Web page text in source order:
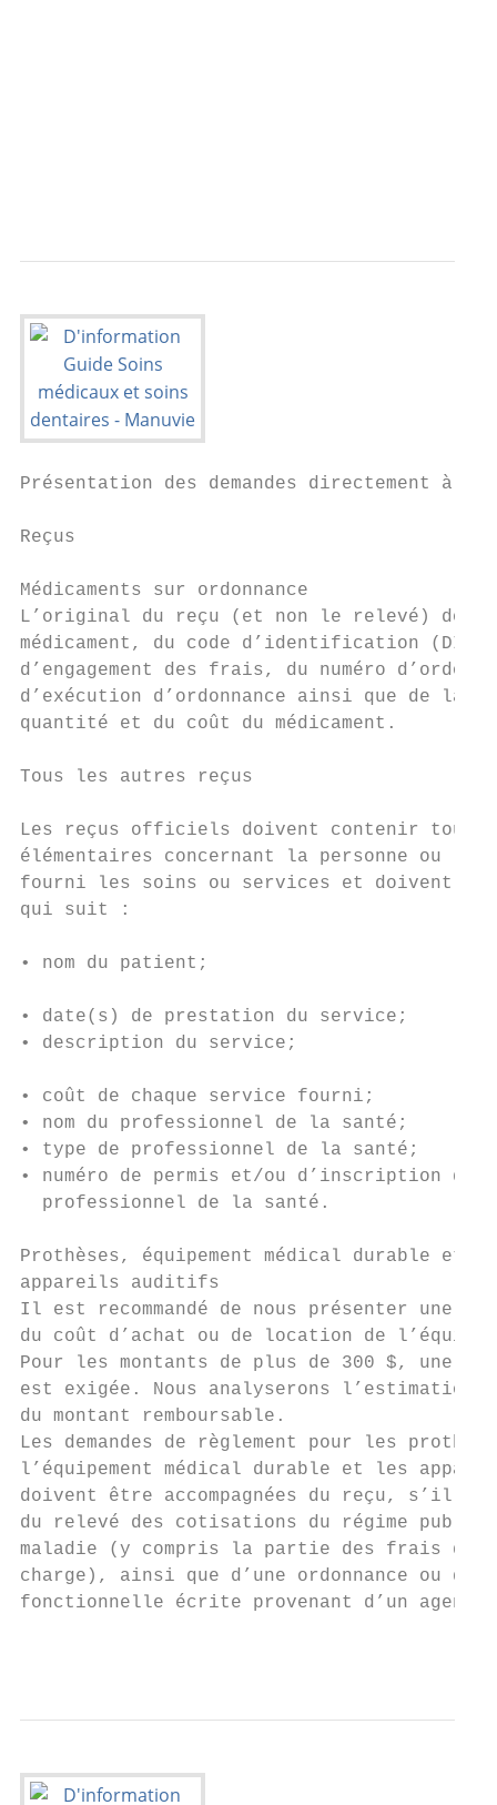
Présentation des demandes directement à
Reçus
Médicaments sur ordonnance
L’original du reçu (et non le relevé) doit
médicament, du code d’identification
d’engagement des frais, du numéro
d’exécution d’ordonnance ainsi que de
quantité et du coût du médicament.
Tous les autres reçus
Les reçus officiels doivent contenir tous
élémentaires concernant la personne ou
fourni les soins ou services et doivent
qui suit :
• nom du patient;
• date(s) de prestation du service;
• description du service;
• coût de chaque service fourni;
• nom du professionnel de la santé;
• type de professionnel de la santé;
• numéro de permis et/ou d’inscription du
  professionnel de la santé.
Prothèses, équipement médical durable et
appareils auditifs
Il est recommandé de nous présenter une
du coût d’achat ou de location de
Pour les montants de plus de 300 $, une
est exigée. Nous analyserons l’estimation
du montant remboursable.
Les demandes de règlement pour les
l’équipement médical durable et les
doivent être accompagnées du reçu, s’il y
du relevé des cotisations du régime public
maladie (y compris la partie des frais qui
charge), ainsi que d’une ordonnance ou
fonctionnelle écrite provenant d’un agent